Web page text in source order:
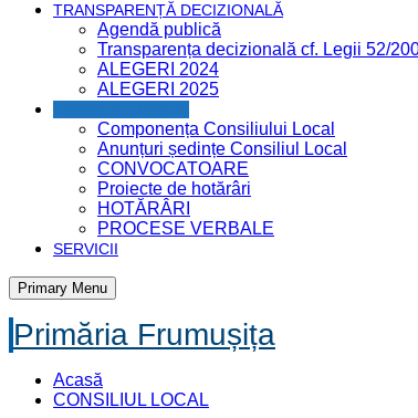
TRANSPARENȚĂ DECIZIONALĂ
Agendă publică
Transparența decizională cf. Legii 52/
ALEGERI 2024
ALEGERI 2025
Componența Consiliului Local
Anunțuri ședințe Consiliul Local
CONVOCATOARE
Proiecte de hotărâri
HOTĂRÂRI
PROCESE VERBALE
SERVICII
Primary Menu
Primăria Frumușița
Acasă
CONSILIUL LOCAL